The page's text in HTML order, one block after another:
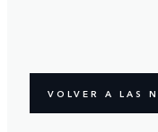
VOLVER A LAS